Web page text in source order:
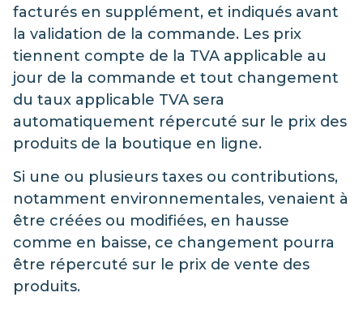
facturés en supplément, et indiqués avant
la validation de la commande. Les prix
tiennent compte de la TVA applicable au
jour de la commande et tout changement
du taux applicable TVA sera
automatiquement répercuté sur le prix des
produits de la boutique en ligne.
Si une ou plusieurs taxes ou contributions,
notamment environnementales, venaient à
être créées ou modifiées, en hausse
comme en baisse, ce changement pourra
être répercuté sur le prix de vente des
produits.